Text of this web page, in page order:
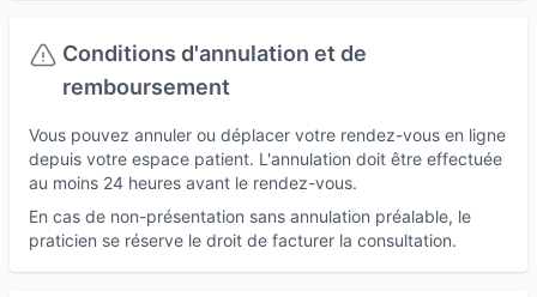
🧠
Hypnose humaniste – Devenir acteur de
sa transformation
thérapeutique qui permet d’accéder à un état de
conscience augmentée, favorisant la prise de
conscience et la transformation intérieure.
Contrairement à l’hypnose classique, l’hypnose
humaniste vous maintient pleinement conscient
Conditions d'annulation et de
remboursement
Vous pouvez annuler ou déplacer votre rendez-vous en ligne
depuis votre espace patient. L'annulation doit être effectuée
au moins 24 heures avant le rendez-vous.
En cas de non-présentation sans annulation préalable, le
praticien se réserve le droit de facturer la consultation.